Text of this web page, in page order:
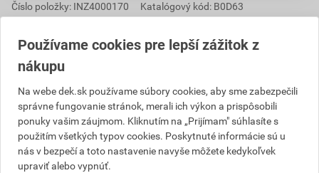
Číslo položky: INZ4000170 Katalógový kód: B0D63
Popis
HT-systém je odpadové potrubie s hrdlovými spojmi
vhodný pre tepelnú, chemickú, mechanickú i požiarnu
záťaž. Možno použiť v domácnostiach, hoteloch,
reštauráciách i priemyselných objektoch ako
Používame cookies pre lepší zážitok z
nákupu
Na webe dek.sk používame súbory cookies, aby sme zabezpečili
správne fungovanie stránok, merali ich výkon a prispôsobili
ponuky vašim záujmom. Kliknutím na „Prijímam" súhlasíte s
použitím všetkých typov cookies. Poskytnuté informácie sú u
nás v bezpečí a toto nastavenie navyše môžete kedykoľvek
upraviť alebo vypnúť.